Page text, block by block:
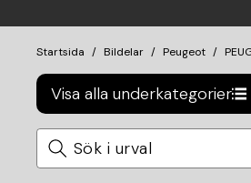
Startsida Bildelar Peugeot
Visa alla underkategorier